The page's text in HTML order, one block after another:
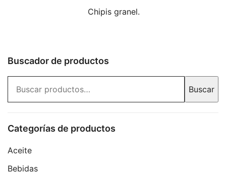
Chipis granel.
Buscador de productos
por:
Buscar
Categorías de productos
Aceite
Bebidas